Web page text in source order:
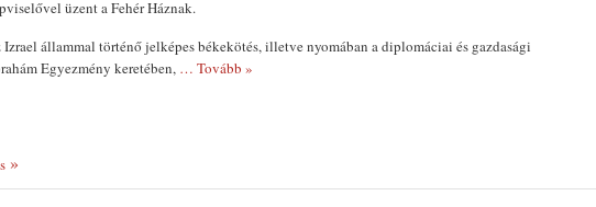
üzent a Fehér Háznak.
Izrael állammal történő jelképes békekötés, illetve nyomában a diplomáciai és gazdasági
Egyezmény keretében, … Tovább »